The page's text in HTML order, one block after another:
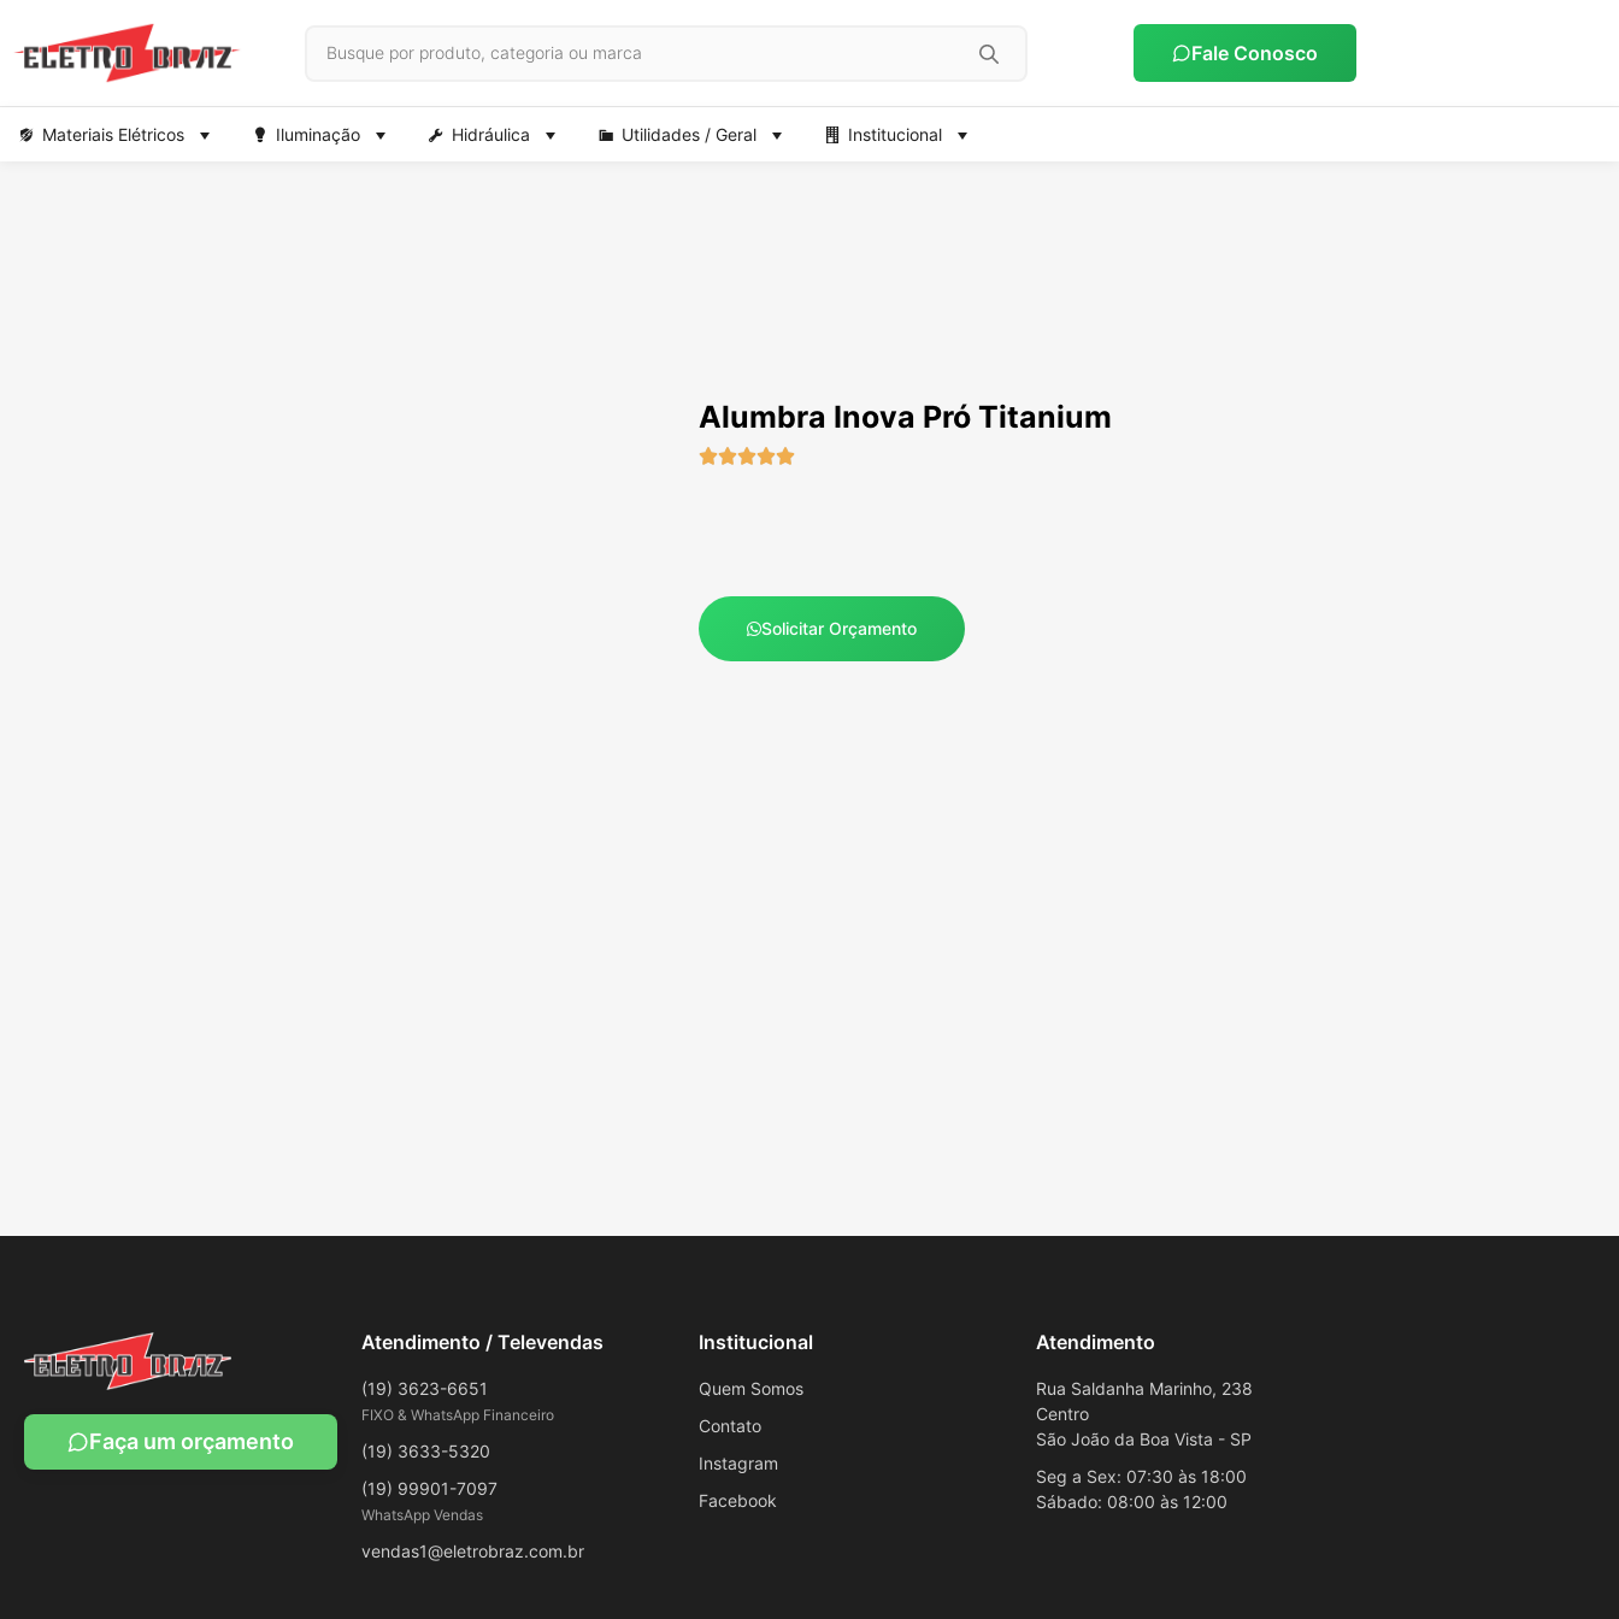
Fale Conosco
Materiais Elétricos Iluminação Hidráulica Utilidades / Geral Institucional
Alumbra Inova Pró Titanium

Solicitar Orçamento
Faça um orçamento
Atendimento / Televendas
(19) 3623-6651
FIXO & WhatsApp Financeiro
(19) 3633-5320
(19) 99901-7097
WhatsApp Vendas
vendas1@eletrobraz.com.br
Institucional
Quem Somos
Contato
Instagram
Facebook
Atendimento
Rua Saldanha Marinho, 238
Centro
São João da Boa Vista - SP
Seg a Sex: 07:30 às 18:00
Sábado: 08:00 às 12:00